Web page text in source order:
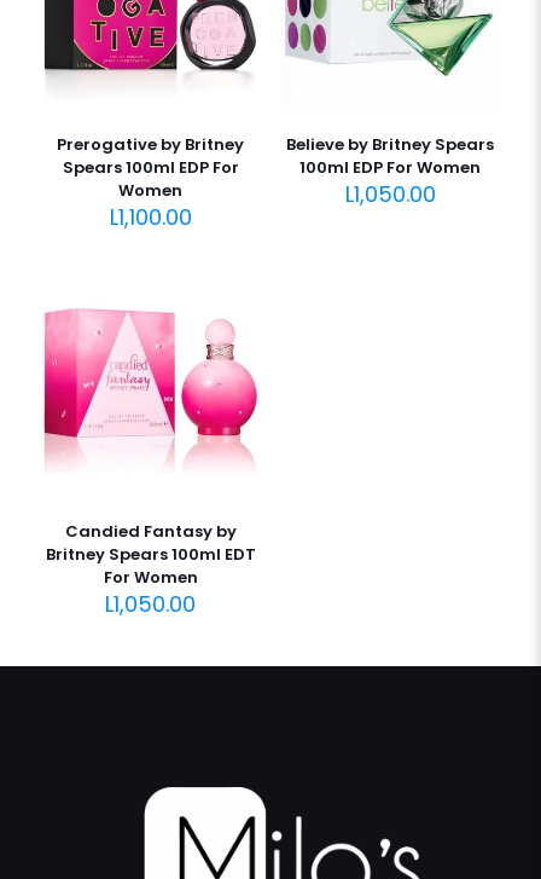
Prerogative by Britney
Spears 100ml EDP For
Women
L1,100.00
Believe by Britney Spears
100ml EDP For Women
L1,050.00
Candied Fantasy by
Britney Spears 100ml EDT
For Women
L1,050.00